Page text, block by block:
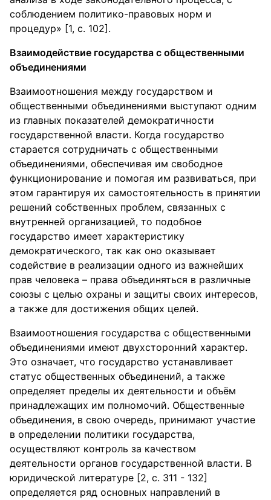
соблюдением политико-правовых норм и
процедур» [1, с. 102].
Взаимодействие государства с общественными
объединениями
Взаимоотношения между государством и
общественными объединениями выступают одним
из главных показателей демократичности
государственной власти. Когда государство
старается сотрудничать с общественными
объединениями, обеспечивая им свободное
функционирование и помогая им развиваться, при
этом гарантируя их самостоятельность в принятии
решений собственных проблем, связанных с
внутренней организацией, то подобное
государство имеет характеристику
демократического, так как оно оказывает
содействие в реализации одного из важнейших
прав человека – права объединяться в различные
союзы с целью охраны и защиты своих интересов,
а также для достижения общих целей.
Взаимоотношения государства с общественными
объединениями имеют двухсторонний характер.
Это означает, что государство устанавливает
статус общественных объединений, а также
определяет пределы их деятельности и объём
принадлежащих им полномочий. Общественные
объединения, в свою очередь, принимают участие
в определении политики государства,
осуществляют контроль за качеством
деятельности органов государственной власти. В
юридической литературе [2, с. 311 - 132]
определяется ряд основных направлений в